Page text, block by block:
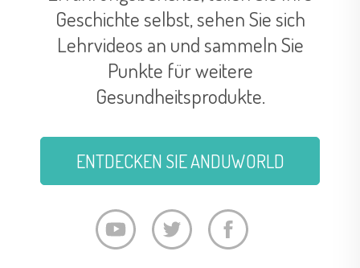
Geschichte selbst, sehen Sie sich
Lehrvideos an und sammeln Sie
Punkte für weitere
Gesundheitsprodukte.
ENTDECKEN SIE ANDUWORLD